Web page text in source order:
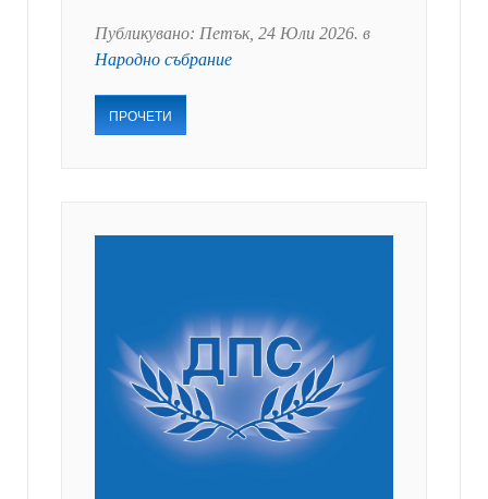
Публикувано: Петък, 24 Юли 2026. в
Народно събрание
ПРОЧЕТИ